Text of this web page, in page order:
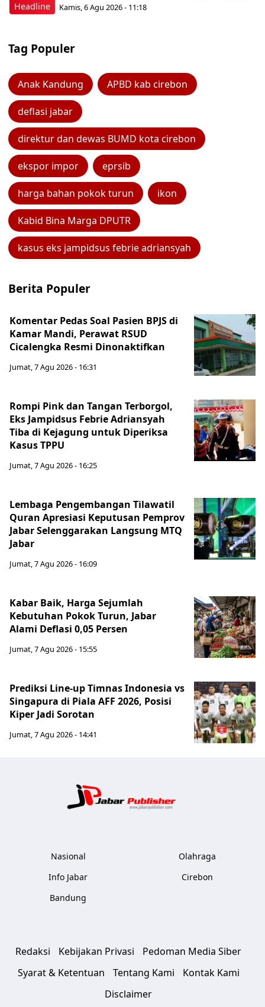
Headline Kamis, 6 Agu 2026 - 11:18
Tag Populer
Anak Kandung APBD kab cirebon
deflasi jabar
direktur dan dewas BUMD kota cirebon
ekspor impor eprsib
harga bahan pokok turun ikon
Kabid Bina Marga DPUTR
kasus eks jampidsus febrie adriansyah
Berita Populer
Komentar Pedas Soal Pasien BPJS di
Kamar Mandi, Perawat RSUD
Cicalengka Resmi Dinonaktifkan
Jumat, 7 Agu 2026 - 16:31
Rompi Pink dan Tangan Terborgol,
Eks Jampidsus Febrie Adriansyah
Tiba di Kejagung untuk Diperiksa
Kasus TPPU
Jumat, 7 Agu 2026 - 16:25
Lembaga Pengembangan Tilawatil
Quran Apresiasi Keputusan Pemprov
Jabar Selenggarakan Langsung MTQ
Jabar
Jumat, 7 Agu 2026 - 16:09
Kabar Baik, Harga Sejumlah
Kebutuhan Pokok Turun, Jabar
Alami Deflasi 0,05 Persen
Jumat, 7 Agu 2026 - 15:55
Prediksi Line-up Timnas Indonesia vs
Singapura di Piala AFF 2026, Posisi
Kiper Jadi Sorotan
Jumat, 7 Agu 2026 - 14:41
Nasional
Info Jabar
Bandung
Olahraga
Cirebon
Redaksi Kebijakan Privasi
Pedoman Media Siber
Syarat & Ketentuan
Tentang Kami
Kontak Kami
Disclaimer